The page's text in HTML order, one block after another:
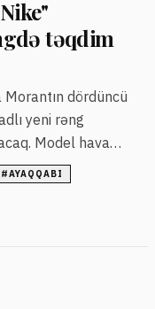
təqdim
dördüncü
yeni rəng
Model hava
detallarla
#AYAQQABI